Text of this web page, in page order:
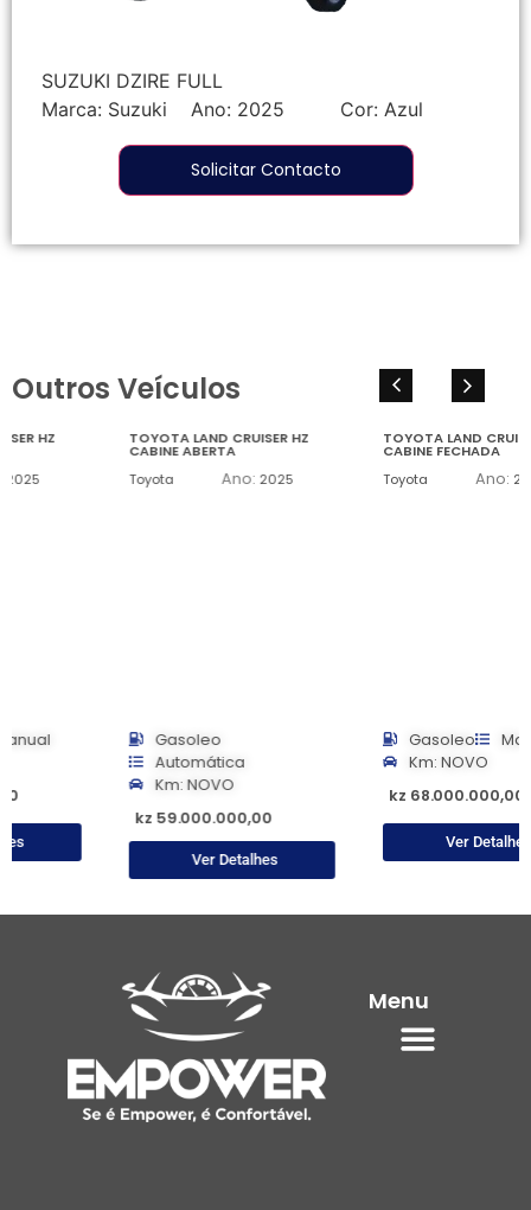
SUZUKI DZIRE FULL
Marca: Suzuki Ano: 2025 Cor: Azul
Solicitar Contacto
Outros Veículos
TOYOTA LAND CRUISER HZ
CABINE ABERTA
Toyota
Ano:2025
Automática
Km: NOVO
kz 59.000.000,00
TOYOTA LAND CRUISER HZ
CABINE FECHADA
Toyota
Ano:2025
Manual
Km: NOVO
kz 68.000.000,00
Menu